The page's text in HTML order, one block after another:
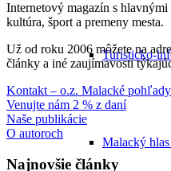
Turisticko-
Malacký
Internetový magazín s
kultúra, šport a premeny mesta.
Už od roku 2006 môžete na
články a iné zaujímavosti
Kontakt – o.z. Malacké pohľady
Venujte nám 2 % z daní
Naše publikácie
O autoroch
Najnovšie články